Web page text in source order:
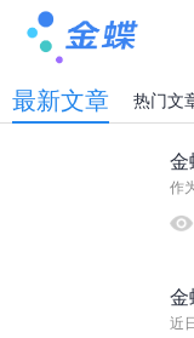
最新文章 热门文
金
础
作
中
的
金
能
近